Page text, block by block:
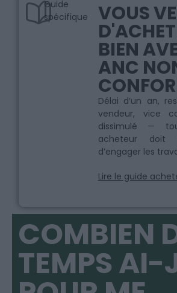
Guide
spécifique
VOUS
BIEN
ANC
Délai d’un an,
vendeur, vice
dissimulé —
acheteur doit
d’engager les
Lire le guide
COMBIEN
TEMPS AI-